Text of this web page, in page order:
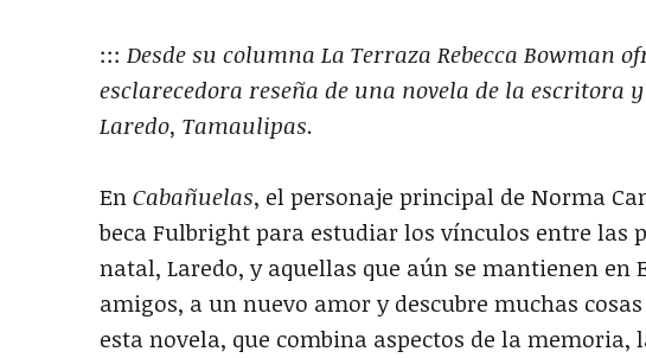
::: Desde su columna La Terraza Rebecca Bowman
esclarecedora reseña de una novela de la escritora
Laredo, Tamaulipas.
EnCabañuelas, el personaje principal de Norma
beca Fulbright para estudiar los vínculos entre las
natal, Laredo, y aquellas que aún se mantienen en
amigos, a un nuevo amor y descubre muchas
esta novela, que combina aspectos de la